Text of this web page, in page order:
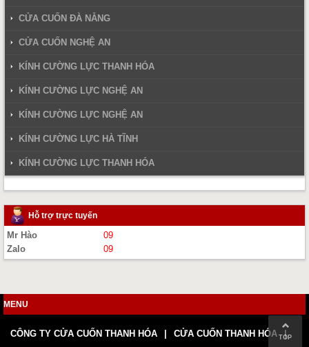
CỬA CUỐN ĐÀ NẴNG
CỬA CUỐN NGHỆ AN
KÍNH CƯỜNG LỰC THANH HÓA
KÍNH CƯỜNG LỰC NGHỆ AN
KÍNH CƯỜNG LỰC NGHỆ AN
KÍNH CƯỜNG LỰC HÀ TĨNH
KÍNH CƯỜNG LỰC THANH HÓA
Hỗ trợ trực tuyến
Mr Hào
09
Zalo
09
MENU
CÔNG TY CỬA CUỐN THANH HÓA CỬA CUỐN THANH HÓA TOP